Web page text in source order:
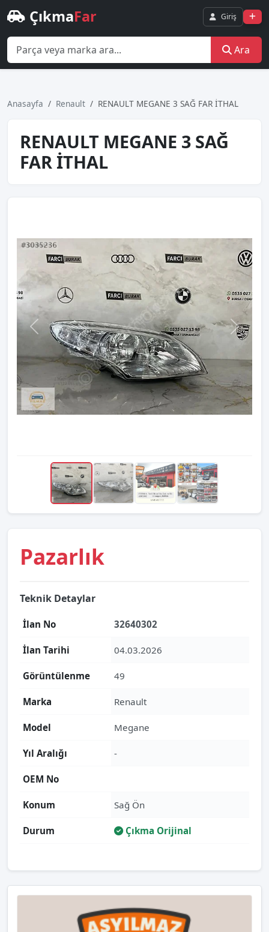
ÇıkmaFar Giriş
Ara
Anasayfa Renault RENAULT MEGANE 3 SAĞ FAR İTHAL
RENAULT MEGANE 3 SAĞ
FAR İTHAL
Pazarlık
Teknik Detaylar
İlan No 32640302
İlan Tarihi 04.03.2026
Görüntülenme 49
Marka Renault
Model Megane
Yıl Aralığı -
OEM No
Konum Sağ Ön
Durum Çıkma Orijinal